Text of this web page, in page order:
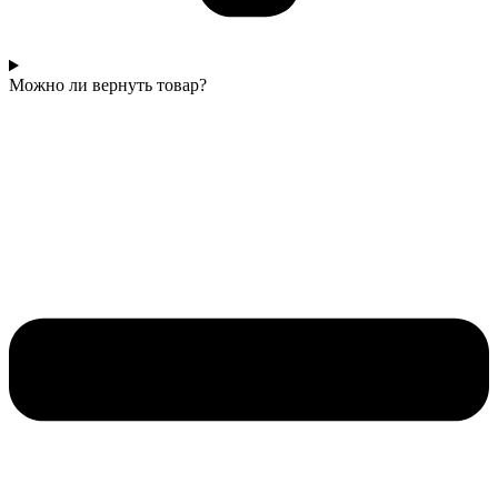
Можно ли вернуть товар?